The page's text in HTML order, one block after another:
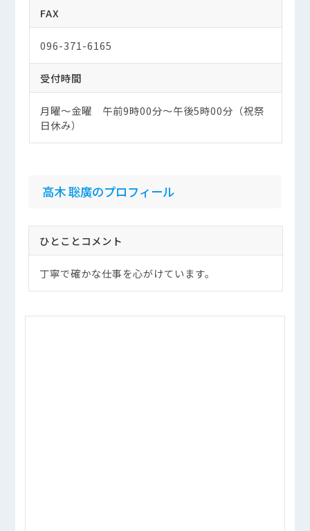
FAX
096-371-6165
受付時間
月曜～金曜 午前9時00分～午後5時00分（祝祭
日休み）
高木 聡廣のプロフィール
ひとことコメント
丁寧で確かな仕事を心がけています。